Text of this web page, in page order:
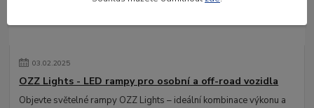
03.02.2025
OZZ Lights - LED rampy pro osobní a off-road vozidla
Objevte světelné rampy OZZ Lights – ideální kombinace výkonu a